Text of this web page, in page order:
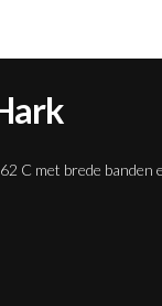
C met brede banden